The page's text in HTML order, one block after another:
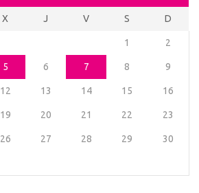
X J V S D
1 2
5 6 7 8 9
12 13 14 15 16
19 20 21 22 23
26 27 28 29 30